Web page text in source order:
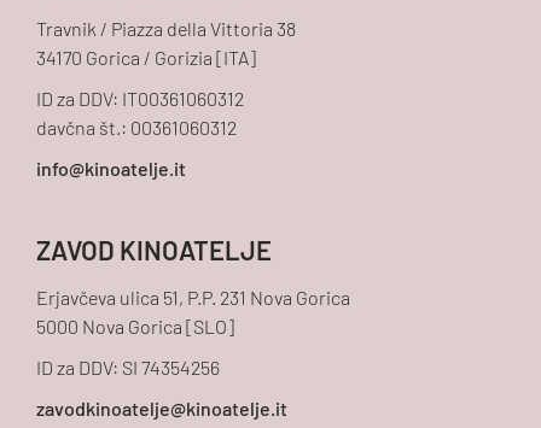
Travnik / Piazza della Vittoria 38
34170 Gorica / Gorizia [ITA]
ID za DDV: IT00361060312
davčna št.: 00361060312
ZAVOD KINOATELJE
Erjavčeva ulica 51, P.P. 231 Nova Gorica
5000 Nova Gorica [SLO]
ID za DDV: SI 74354256